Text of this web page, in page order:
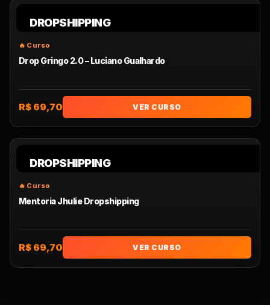
DROPSHIPPING
Drop Gringo 2.0 – Luciano Gualhardo
R$ 69,70 VER CURSO
DROPSHIPPING
Mentoria Jhulie Dropshipping
R$ 69,70 VER CURSO